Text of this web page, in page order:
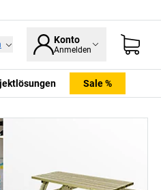
Konto
Anmelden
Sale %